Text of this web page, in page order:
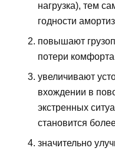
нагрузка), тем
годности
повышают
потери
увеличивают
вхождении в
экстренных
становится
значительно